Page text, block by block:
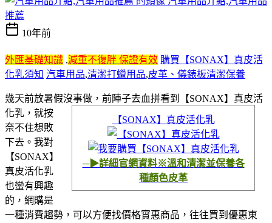
推薦
10年前
外匯基礎知識 ,減重不復胖 保證有效 購買【SONAX】真皮活
化乳須知 汽車用品,清潔打蠟用品,皮革、儀錶板清潔保養
幾天前放暑假沒事做
【SONAX】真皮活化乳
─▶詳細官網資料※溫和清潔並保養各
種顏色皮革
，前陣子去血拼看到【SONAX】真皮活
化乳，就按
奈不住想敗
下去。我對
【SONAX】
真皮活化乳
也蠻有興趣
的，網購是
一種消費趨勢，可以方便找價格實惠商品，往往買到優惠東